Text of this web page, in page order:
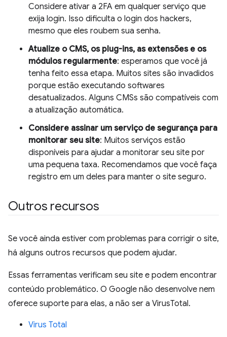
Considere ativar a 2FA em qualquer serviço que
exija login. Isso dificulta o login dos hackers,
mesmo que eles roubem sua senha.
Atualize o CMS, os plug-ins, as extensões e os
módulos regularmente: esperamos que você já
tenha feito essa etapa. Muitos sites são invadidos
porque estão executando softwares
desatualizados. Alguns CMSs são compatíveis com
a atualização automática.
Considere assinar um serviço de segurança para
monitorar seu site: Muitos serviços estão
disponíveis para ajudar a monitorar seu site por
uma pequena taxa. Recomendamos que você faça
registro em um deles para manter o site seguro.
Outros recursos
Se você ainda estiver com problemas para corrigir o site,
há alguns outros recursos que podem ajudar.
Essas ferramentas verificam seu site e podem encontrar
conteúdo problemático. O Google não desenvolve nem
oferece suporte para elas, a não ser a VirusTotal.
Virus Total